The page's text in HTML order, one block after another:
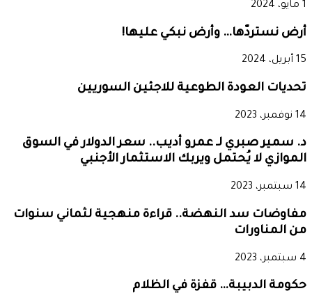
1 مايو، 2024
أرض نستردّها… وأرض نبكي عليها!
15 أبريل، 2024
تحديات العودة الطوعية للاجئين السوريين
14 نوفمبر، 2023
د. سمير صبري لـ عمرو أديب.. سعر الدولار في السوق
الموازي لا يُحتمل ويربك الاستثمار الأجنبي
14 سبتمبر، 2023
مفاوضات سد النهضة.. قراءة منهجية لثماني سنوات
من المناورات
4 سبتمبر، 2023
حكومة الدبيبة… قفزة في الظلام